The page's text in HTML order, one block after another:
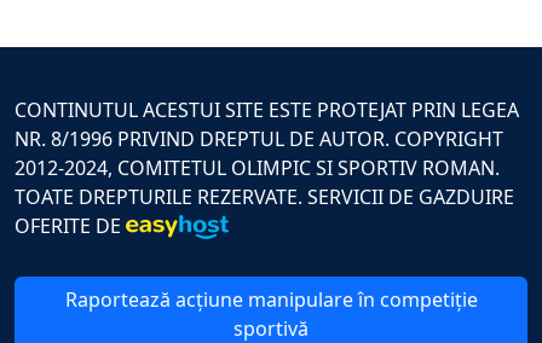
CONTINUTUL ACESTUI SITE ESTE PROTEJAT PRIN LEGEA
NR. 8/1996 PRIVIND DREPTUL DE AUTOR. COPYRIGHT
2012-2024, COMITETUL OLIMPIC SI SPORTIV ROMAN.
TOATE DREPTURILE REZERVATE. SERVICII DE GAZDUIRE
OFERITE DE
Raportează acțiune manipulare în competiție
sportivă